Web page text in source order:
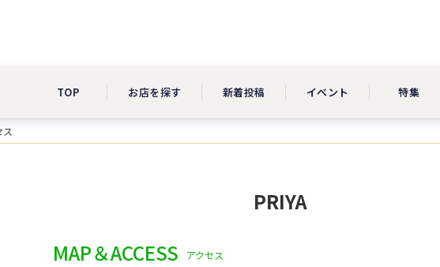
TOP お店を探す 新着投稿 イベント 特集
ス
PRIYA
MAP＆ACCESS アクセス